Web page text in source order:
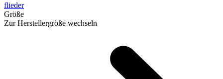
flieder
Größe
Zur Herstellergröße wechseln